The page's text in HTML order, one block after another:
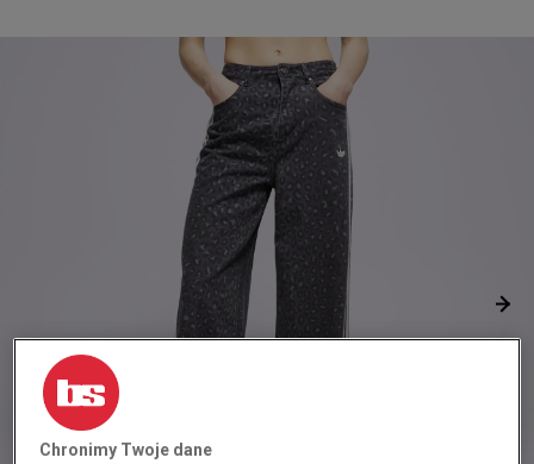
Chronimy Twoje dane